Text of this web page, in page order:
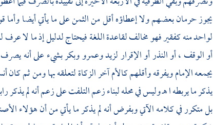
يجوز حرمان بعضهم ولا إعطاؤه أقل من الثمن على ما يأتي أيضا
لواحد منه كفقير فهو مخالف لقاعدة اللغة فيحتاج لدليل إذ ما لا عرف
أو الوقف ، أو النذر أو الإقرار لزيد وعمرو وبكر بشيء على أنه
يجمعه الإمام ويفرقه وأقلهم كالأم آخر الزكاة لتعلقه بها ومن ثم
يذكر ما يربطه ا هـ وليس في محله لبناء زعم التلفت على زعم أنه لم يذكر
بل متكرر في كلامه الآتي وبفرض أنه لم يذكر ما يأتي من أن هؤلاء